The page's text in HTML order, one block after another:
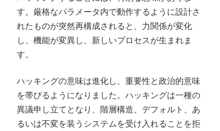
す。厳格なパラメータ内で動作するように設計さ
れたものが突然再構成されると、力関係が変化
し、機能が変異し、新しいプロセスが生まれま
す。
ハッキングの意味は進化し、重要性と政治的意味
を帯びるようになりました。ハッキングは一種の
異議申し立てとなり、階層構造、デフォルト、あ
るいは不変を装うシステムを受け入れることを拒